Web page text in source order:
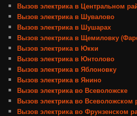
Вызов электрика в Центральном
Вызов электрика в Шувалово
Вызов электрика в Шушарах
Вызов электрика в Щемиловку
Вызов электрика в Юкки
Вызов электрика в Юнтолово
Вызов электрика в Яблоновку
Вызов электрика в Янино
Вызов электрика во Всеволожске
Вызов электрика во Всеволожском
Вызов электрика во Фрунзенском